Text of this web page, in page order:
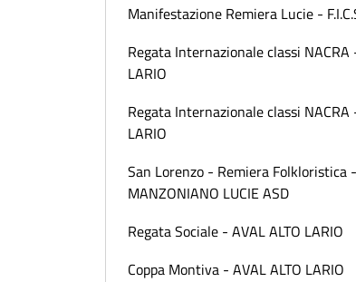
Manifestazione Remiera Lucie -
Regata Internazionale classi NACRA
LARIO
Regata Internazionale classi NACRA
LARIO
San Lorenzo - Remiera Folkloristica -
MANZONIANO LUCIE ASD
Regata Sociale - AVAL ALTO LARIO
Coppa Montiva - AVAL ALTO LARIO